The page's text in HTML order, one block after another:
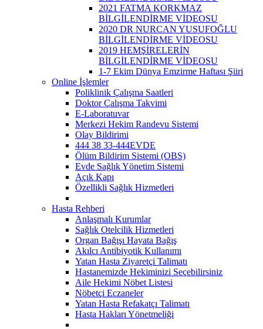
2021 FATMA KORKMAZ
BİLGİLENDİRME VİDEOSU
2020 DR NURCAN YUSUFOĞLU
BİLGİLENDİRME VİDEOSU
2019 HEMŞİRELERİN
BİLGİLENDİRME VİDEOSU
1-7 Ekim Dünya Emzirme Haftası Şiiri
Online İşlemler
Poliklinik Çalışma Saatleri
Doktor Çalışma Takvimi
E-Laboratuvar
Merkezi Hekim Randevu Sistemi
Olay Bildirimi
444 38 33-444EVDE
Ölüm Bildirim Sistemi (OBS)
Evde Sağlık Yönetim Sistemi
Açık Kapı
Özellikli Sağlık Hizmetleri
Hasta Rehberi
Anlaşmalı Kurumlar
Sağlık Otelcilik Hizmetleri
Organ Bağışı Hayata Bağış
Akılcı Antibiyotik Kullanımı
Yatan Hasta Ziyaretçi Talimatı
Hastanemizde Hekiminizi Seçebilirsiniz
Aile Hekimi Nöbet Listesi
Nöbetçi Eczaneler
Yatan Hasta Refakatçı Talimatı
Hasta Hakları Yönetmeliği